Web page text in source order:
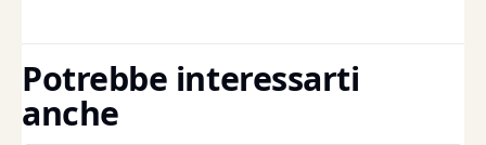
Potrebbe interessarti
anche